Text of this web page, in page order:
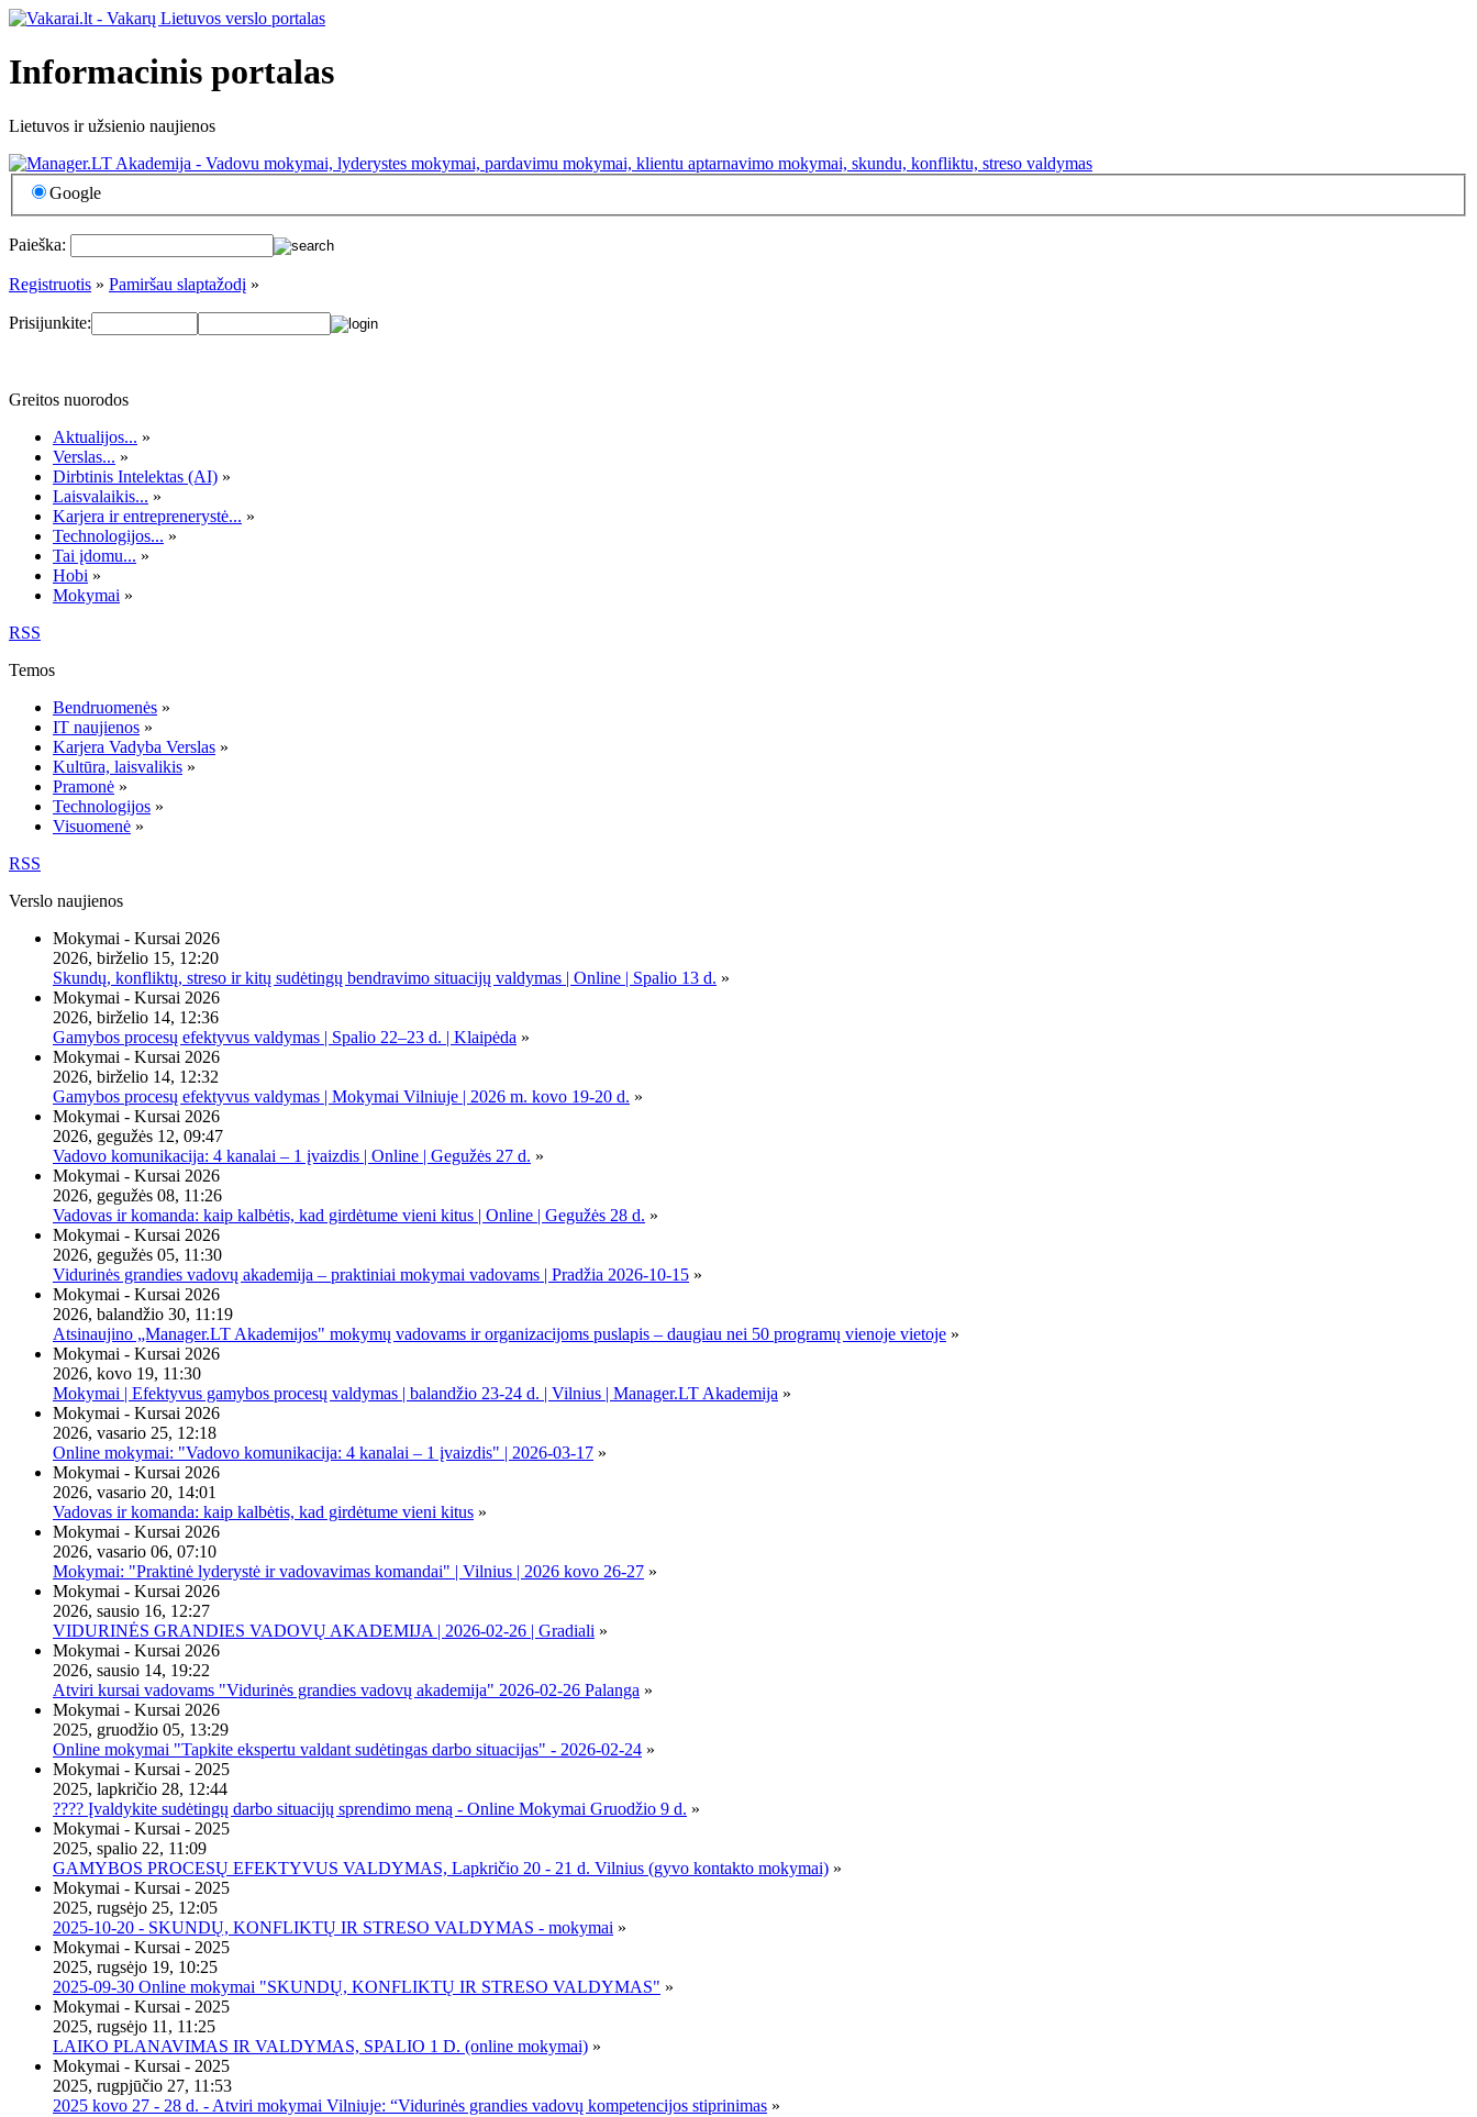
Informacinis portalas
Lietuvos ir užsienio naujienos
Google
Paieška:
Registruotis » Pamiršau slaptažodį »
Prisijunkite:
Greitos nuorodos
Aktualijos... »
Verslas... »
Dirbtinis Intelektas (AI) »
Laisvalaikis... »
Karjera ir entreprenerystė... »
Technologijos... »
Tai įdomu... »
Hobi »
Mokymai »
RSS
Temos
Bendruomenės »
IT naujienos »
Karjera Vadyba Verslas »
Kultūra, laisvalikis »
Pramonė »
Technologijos »
Visuomenė »
RSS
Verslo naujienos
Mokymai - Kursai 2026
2026, birželio 15, 12:20
Skundų, konfliktų, streso ir kitų sudėtingų bendravimo situacijų valdymas | Online | Spalio 13 d. »
Mokymai - Kursai 2026
2026, birželio 14, 12:36
Gamybos procesų efektyvus valdymas | Spalio 22–23 d. | Klaipėda »
Mokymai - Kursai 2026
2026, birželio 14, 12:32
Gamybos procesų efektyvus valdymas | Mokymai Vilniuje | 2026 m. kovo 19-20 d. »
Mokymai - Kursai 2026
2026, gegužės 12, 09:47
Vadovo komunikacija: 4 kanalai – 1 įvaizdis | Online | Gegužės 27 d. »
Mokymai - Kursai 2026
2026, gegužės 08, 11:26
Vadovas ir komanda: kaip kalbėtis, kad girdėtume vieni kitus | Online | Gegužės 28 d. »
Mokymai - Kursai 2026
2026, gegužės 05, 11:30
Vidurinės grandies vadovų akademija – praktiniai mokymai vadovams | Pradžia 2026-10-15 »
Mokymai - Kursai 2026
2026, balandžio 30, 11:19
Atsinaujino „Manager.LT Akademijos" mokymų vadovams ir organizacijoms puslapis – daugiau nei 50 programų vienoje vietoje »
Mokymai - Kursai 2026
2026, kovo 19, 11:30
Mokymai | Efektyvus gamybos procesų valdymas | balandžio 23-24 d. | Vilnius | Manager.LT Akademija »
Mokymai - Kursai 2026
2026, vasario 25, 12:18
Online mokymai: "Vadovo komunikacija: 4 kanalai – 1 įvaizdis" | 2026-03-17 »
Mokymai - Kursai 2026
2026, vasario 20, 14:01
Vadovas ir komanda: kaip kalbėtis, kad girdėtume vieni kitus »
Mokymai - Kursai 2026
2026, vasario 06, 07:10
Mokymai: "Praktinė lyderystė ir vadovavimas komandai" | Vilnius | 2026 kovo 26-27 »
Mokymai - Kursai 2026
2026, sausio 16, 12:27
VIDURINĖS GRANDIES VADOVŲ AKADEMIJA | 2026-02-26 | Gradiali »
Mokymai - Kursai 2026
2026, sausio 14, 19:22
Atviri kursai vadovams "Vidurinės grandies vadovų akademija" 2026-02-26 Palanga »
Mokymai - Kursai 2026
2025, gruodžio 05, 13:29
Online mokymai "Tapkite ekspertu valdant sudėtingas darbo situacijas" - 2026-02-24 »
Mokymai - Kursai - 2025
2025, lapkričio 28, 12:44
???? Įvaldykite sudėtingų darbo situacijų sprendimo meną - Online Mokymai Gruodžio 9 d. »
Mokymai - Kursai - 2025
2025, spalio 22, 11:09
GAMYBOS PROCESŲ EFEKTYVUS VALDYMAS, Lapkričio 20 - 21 d. Vilnius (gyvo kontakto mokymai) »
Mokymai - Kursai - 2025
2025, rugsėjo 25, 12:05
2025-10-20 - SKUNDŲ, KONFLIKTŲ IR STRESO VALDYMAS - mokymai »
Mokymai - Kursai - 2025
2025, rugsėjo 19, 10:25
2025-09-30 Online mokymai "SKUNDŲ, KONFLIKTŲ IR STRESO VALDYMAS" »
Mokymai - Kursai - 2025
2025, rugsėjo 11, 11:25
LAIKO PLANAVIMAS IR VALDYMAS, SPALIO 1 D. (online mokymai) »
Mokymai - Kursai - 2025
2025, rugpjūčio 27, 11:53
2025 kovo 27 - 28 d. - Atviri mokymai Vilniuje: “Vidurinės grandies vadovų kompetencijos stiprinimas »